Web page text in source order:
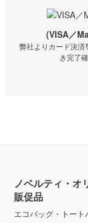
(VISA／
弊社よりカード決
き完了
ノベルティ・オ
販促品
エコバッグ・トート